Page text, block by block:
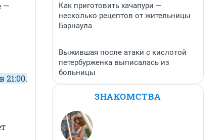
—
в 21:00.
Как приготовить хачапури —
несколько рецептов от жительницы
Барнаула
Выжившая после атаки с кислотой
петербурженка выписалась из
больницы
ЗНАКОМСТВА